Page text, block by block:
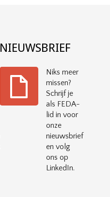
NIEUWSBRIEF
Niks meer
missen?
Schrijf je
als FEDA-
lid in voor
onze
nieuwsbrief
en volg
ons op
LinkedIn.